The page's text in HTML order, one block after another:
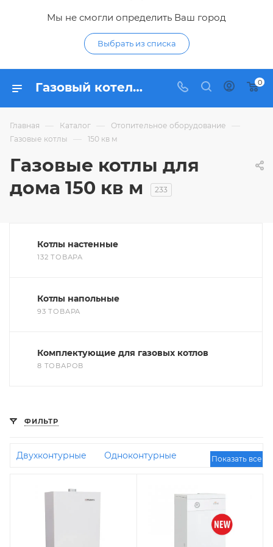
Мы не смогли определить Ваш город
Выбрать из списка
Газовый котел для дома 150 кв м - купить газовые котлы для отопления частного дома 150м2 по низким ценам в интернет-магазине Гидропромтехника в Курске 0
Главная — Каталог — Отопительное оборудование —
Газовые котлы — 150 кв м
Газовые котлы для
дома 150 кв м
233
Котлы настенные
132 ТОВАРА
Котлы напольные
93 ТОВАРА
Комплектующие для газовых котлов
8 ТОВАРОВ
ФИЛЬТР
Двухконтурные
Одноконтурные
Энергонезависимые
С бойлером косвенного нагрева
35 кВт
Показать все